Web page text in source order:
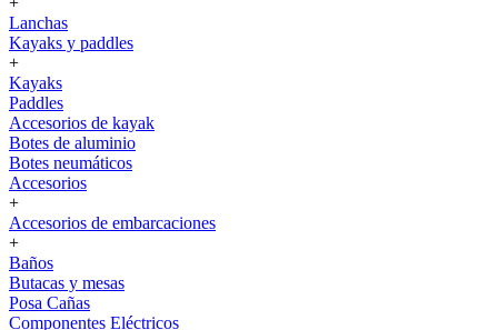
Lanchas
Kayaks y paddles
+
Kayaks
Paddles
Accesorios de kayak
Botes de aluminio
Botes neumáticos
Accesorios
+
Accesorios de embarcaciones
+
Baños
Butacas y mesas
Posa Cañas
Componentes Eléctricos